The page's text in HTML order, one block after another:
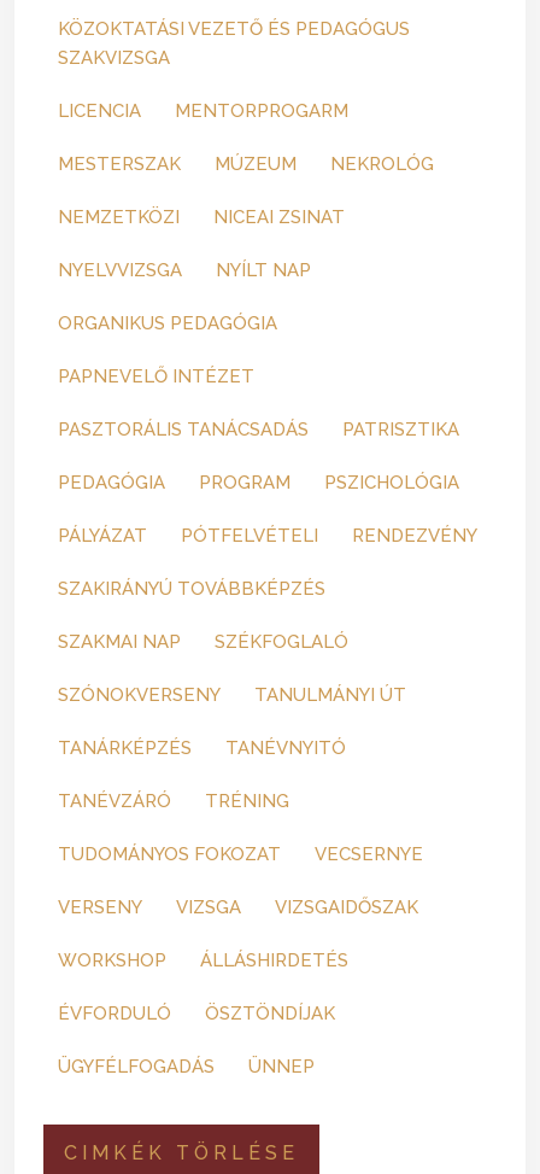
KÖZOKTATÁSI VEZETŐ ÉS PEDAGÓGUS
SZAKVIZSGA
LICENCIA MENTORPROGARM
MESTERSZAK MÚZEUM NEKROLÓG
NEMZETKÖZI NICEAI ZSINAT
NYELVVIZSGA NYÍLT NAP
ORGANIKUS PEDAGÓGIA
PAPNEVELŐ INTÉZET
PASZTORÁLIS TANÁCSADÁS PATRISZTIKA
PEDAGÓGIA PROGRAM PSZICHOLÓGIA
PÁLYÁZAT PÓTFELVÉTELI RENDEZVÉNY
SZAKIRÁNYÚ TOVÁBBKÉPZÉS
SZAKMAI NAP SZÉKFOGLALÓ
SZÓNOKVERSENY TANULMÁNYI ÚT
TANÁRKÉPZÉS TANÉVNYITÓ
TANÉVZÁRÓ TRÉNING
TUDOMÁNYOS FOKOZAT VECSERNYE
VERSENY VIZSGA VIZSGAIDŐSZAK
WORKSHOP ÁLLÁSHIRDETÉS
ÉVFORDULÓ ÖSZTÖNDÍJAK
ÜGYFÉLFOGADÁS ÜNNEP
CIMKÉK TÖRLÉSE